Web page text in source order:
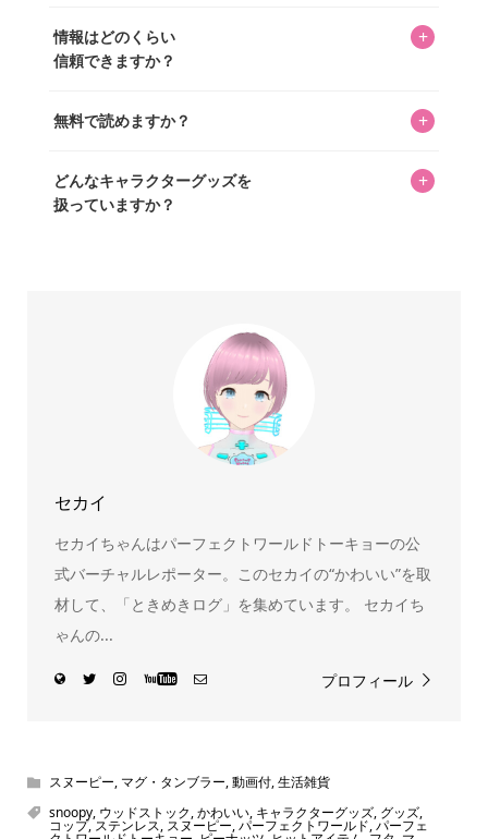
ッズを収集し、月に1,000点の新商品を選定・購入する編集
長KOSが全記事を監修しています。
書いています。AIは使用していません。編集長KOSが最終確
認を行い、手動で更新しています。
情報はどのくらい
信頼できますか？
+
いをお届けすることは保証します。なお、記事内に価格は
め、正確な情報をお伝えできないからです。
無料で読めますか？ +
どんなキャラクターグッズを
扱っていますか？
+
ーをいち早く皆さんにお届けすることも、私たちの使命の
セカイ
セカイちゃんはパーフェクトワールドトーキョーの公
式バーチャルレポーター。このセカイの“かわいい”を取
材して、「ときめきログ」を集めています。 セカイち
ゃんの...
プロフィール
スヌーピー, マグ・タンブラー,動画付,生活雑貨
snoopy, ウッドストック,かわいい, キャラクターグッズ, グッズ,
コップ,ステンレス, スヌーピー,パーフェクトワールド,パーフェ